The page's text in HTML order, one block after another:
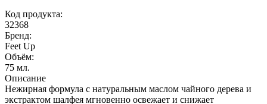
Код продукта:
32368
Бренд:
Feet Up
Объём:
75 мл.
Описание
Нежирная формула с натуральным маслом чайного дерева и
экстрактом шалфея мгновенно освежает и снижает